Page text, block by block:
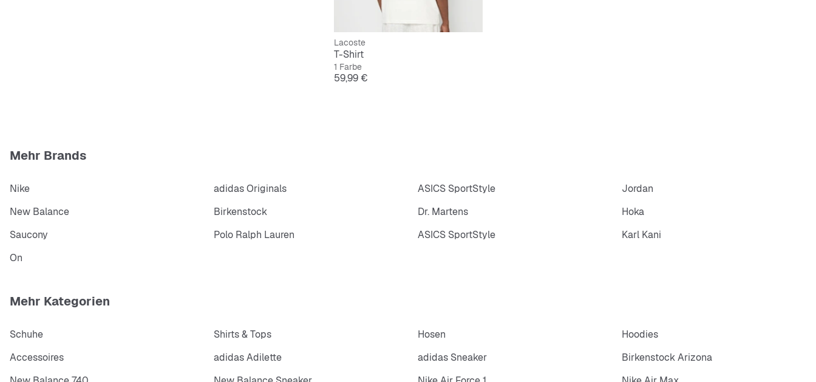
Lacoste
T-Shirt
1 Farbe
Preis
59,99 €
Mehr Brands
Nike adidas Originals ASICS SportStyle
Jordan
New Balance
Birkenstock Dr. Martens
Hoka
Saucony
Polo Ralph Lauren ASICS SportStyle
Karl Kani
On
Mehr Kategorien
Schuhe Shirts & Tops Hosen
Hoodies
Accessoires
adidas Adilette adidas Sneaker
Birkenstock Arizona